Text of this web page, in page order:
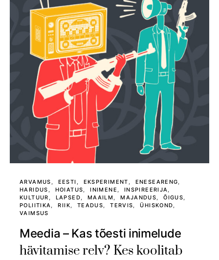
ARVAMUS EESTI EKSPERIMENT
ENESEARENG
HARIDUS
HOIATUS INIMENE
INSPIREERIJA
KULTUUR
LAPSED MAAILM MAJANDUS
ÕIGUS
POLIITIKA
RIIK TEADUS TERVIS
ÜHISKOND
VAIMSUS
Meedia – Kas tõesti inimelude
hävitamise relv? Kes koolitab